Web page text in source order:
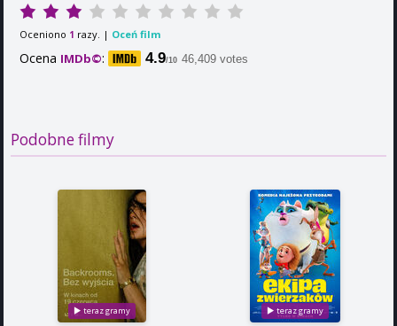
Oceniono 1 razy. | Oceń film
Ocena IMDb©: 4.9/10 46,409 votes
Podobne filmy